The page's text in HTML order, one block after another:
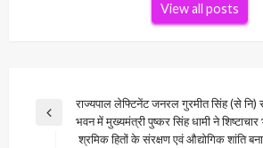
View all posts
Post
navigation
Previous
राज्यपाल लेफ्टिनेंट जनरल गुरमीत सिंह (से
भवन में मुख्यमंत्री पुष्कर सिंह धामी ने
श्रमिक हितों के संरक्षण एवं औद्योगिक शांति